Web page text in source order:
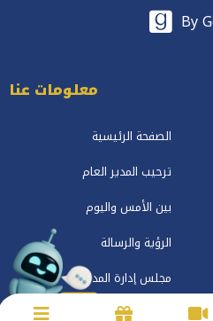
By
معلومات عنا
الصفحة الرئيسية
ترحيب المدير العام
بين الأمس واليوم
الرؤية والرسالة
مجلس إدارة المدارس